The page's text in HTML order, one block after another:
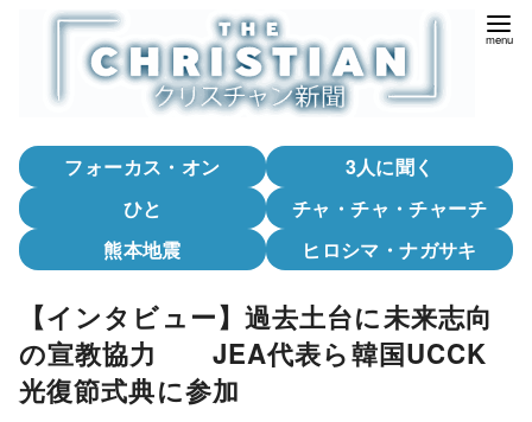
フォーカス・オン
3人に聞く
ひと
チャ・チャ・チャーチ
熊本地震
ヒロシマ・ナガサキ
【インタビュー】過去土台に未来志向
の宣教協力 JEA代表ら韓国UCCK
光復節式典に参加